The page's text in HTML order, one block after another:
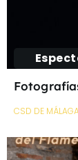
CSD DE